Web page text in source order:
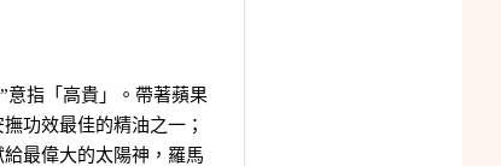
指「高貴」。帶著蘋果
功效最佳的精油之一；
最偉大的太陽神，羅馬